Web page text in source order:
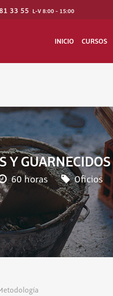
33 55 L-V 8:00 - 15:00
INICIO CURSOS
Y
60 horas Oficios